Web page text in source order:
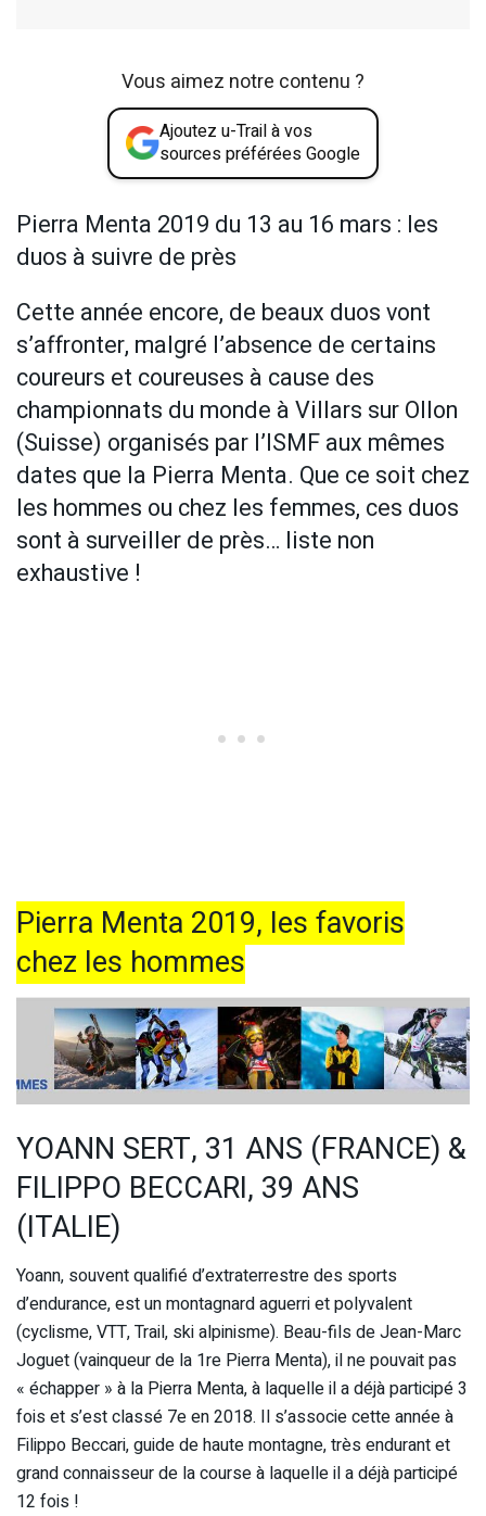
Vous aimez notre contenu ?
Ajoutez u-Trail à vos
sources préférées Google
Pierra Menta 2019 du 13 au 16 mars : les
duos à suivre de près
Cette année encore, de beaux duos vont
s’affronter, malgré l’absence de certains
coureurs et coureuses à cause des
championnats du monde à Villars sur Ollon
(Suisse) organisés par l’ISMF aux mêmes
dates que la Pierra Menta. Que ce soit chez
les hommes ou chez les femmes, ces duos
sont à surveiller de près… liste non
exhaustive !
Pierra Menta 2019, les favoris
chez les hommes
YOANN SERT, 31 ANS (FRANCE) &
FILIPPO BECCARI, 39 ANS
(ITALIE)
Yoann, souvent qualifié d’extraterrestre des sports
d’endurance, est un montagnard aguerri et polyvalent
(cyclisme, VTT, Trail, ski alpinisme). Beau-fils de Jean-Marc
Joguet (vainqueur de la 1re Pierra Menta), il ne pouvait pas
« échapper » à la Pierra Menta, à laquelle il a déjà participé 3
fois et s’est classé 7e en 2018. Il s’associe cette année à
Filippo Beccari, guide de haute montagne, très endurant et
grand connaisseur de la course à laquelle il a déjà participé
12 fois !